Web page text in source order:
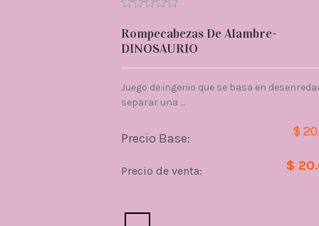
Rompecabezas De Alambre-
DINOSAURIO
Juego de ingenio que se basa en
separar una ...
Precio Base: $
Precio de venta: $